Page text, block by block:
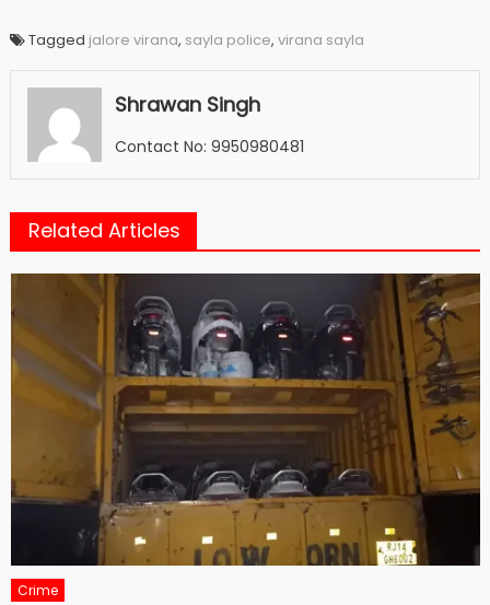
Tagged jalore virana, sayla police, virana sayla
Shrawan Singh
Contact No: 9950980481
Related Articles
Crime